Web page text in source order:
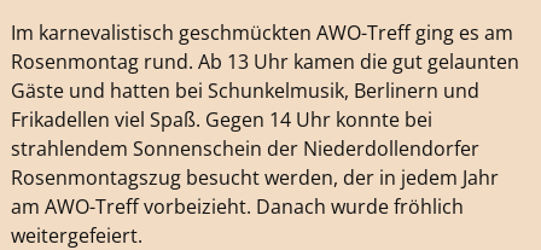
Im karnevalistisch geschmückten AWO-Treff ging es am
Rosenmontag rund. Ab 13 Uhr kamen die gut gelaunten
Gäste und hatten bei Schunkelmusik, Berlinern und
Frikadellen viel Spaß. Gegen 14 Uhr konnte bei
strahlendem Sonnenschein der Niederdollendorfer
Rosenmontagszug besucht werden, der in jedem Jahr
am AWO-Treff vorbeizieht. Danach wurde fröhlich
weitergefeiert.